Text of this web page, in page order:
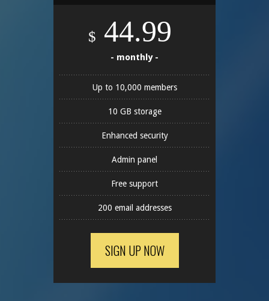
$ 44.99
- monthly -
Up to 10,000 members
10 GB storage
Enhanced security
Admin panel
Free support
200 email addresses
SIGN UP NOW